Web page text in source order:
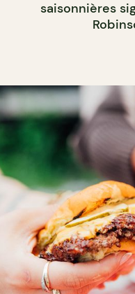
saisonnières